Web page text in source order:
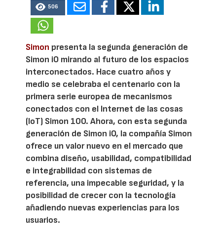
506
Simon presenta la segunda generación de
Simon iO mirando al futuro de los espacios
interconectados. Hace cuatro años y
medio se celebraba el centenario con la
primera serie europea de mecanismos
conectados con el Internet de las cosas
(IoT) Simon 100. Ahora, con esta segunda
generación de Simon iO, la compañía Simon
ofrece un valor nuevo en el mercado que
combina diseño, usabilidad, compatibilidad
e integrabilidad con sistemas de
referencia, una impecable seguridad, y la
posibilidad de crecer con la tecnología
añadiendo nuevas experiencias para los
usuarios.